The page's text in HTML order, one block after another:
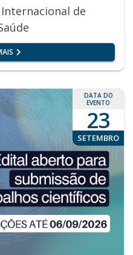
Internacional de
DATA DO
EVENTO
23
SETEMBRO